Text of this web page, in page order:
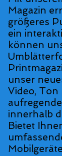
Magazin
größeres
ein
können
unser
Video, Ton
innerhalb
Bietet